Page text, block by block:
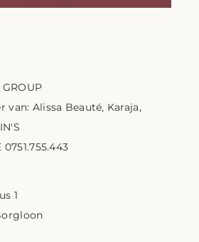
van: Alissa Beauté, Karaja,
1